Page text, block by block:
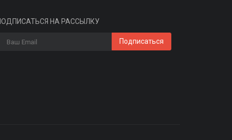
Минцифры России включило цифровые
НА РАССЫЛКУ
Подписаться